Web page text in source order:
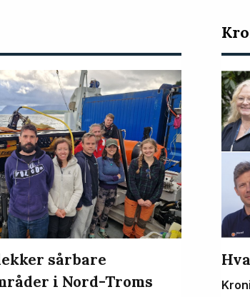
sårbare
i Nord-Troms